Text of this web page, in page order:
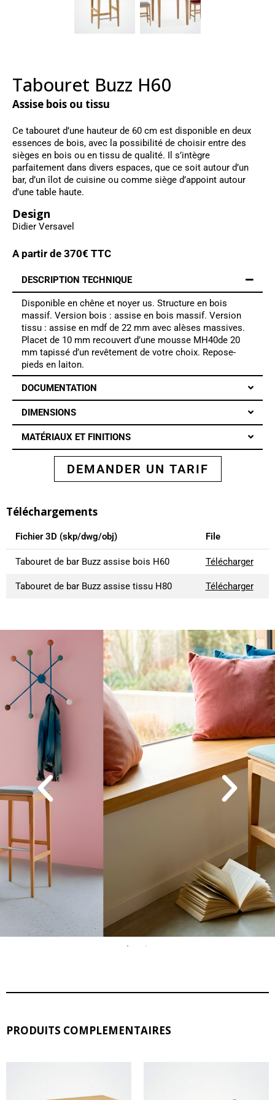
Tabouret Buzz H60
Assise bois ou tissu
Ce tabouret d’une hauteur de 60 cm est disponible en deux
essences de bois, avec la possibilité de choisir entre des
sièges en bois ou en tissu de qualité. Il s’intègre
parfaitement dans divers espaces, que ce soit autour d’un
bar, d’un îlot de cuisine ou comme siège d’appoint autour
d’une table haute.
Design
Didier Versavel
A partir de 370€ TTC
DESCRIPTION TECHNIQUE
Disponible en chêne et noyer us. Structure en bois
massif. Version bois : assise en bois massif. Version
tissu : assise en mdf de 22 mm avec alèses massives.
Placet de 10 mm recouvert d’une mousse MH40de 20
mm tapissé d’un revêtement de votre choix. Repose-
pieds en laiton.
DOCUMENTATION
DIMENSIONS
MATÉRIAUX ET FINITIONS
DEMANDER UN TARIF
Téléchargements
Fichier 3D (skp/dwg/obj) File
Tabouret de bar Buzz assise bois H60 Télécharger
Tabouret de bar Buzz assise tissu H80 Télécharger
PRODUITS COMPLEMENTAIRES